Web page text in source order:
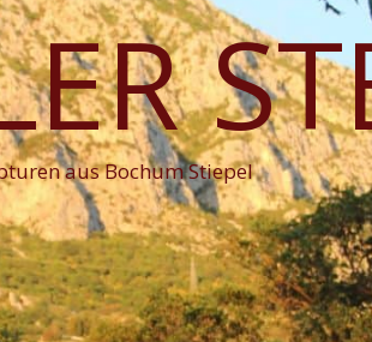
aus Bochum Stiepel